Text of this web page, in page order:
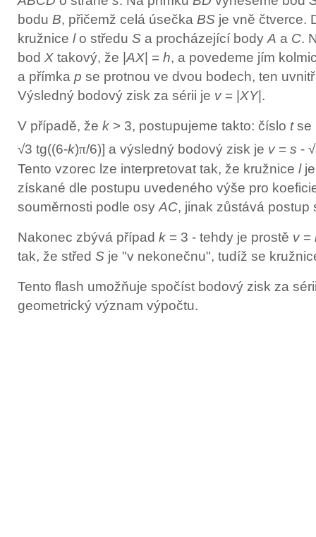
bodu B, přičemž celá úsečka BS je vně čtverce.
kružnice lo středu S a procházející bodyA a C.
bod X takový, že |AX | = h, a povedeme jím
a přímka p se protnou ve dvou bodech, ten
Výsledný bodový zisk za sérii je v = | XY|.
V případě, že k > 3, postupujeme takto: číslo tse
√3 tg((6-k)π/6)] a výsledný bodový zisk je v = s -
Tento vzorec lze interpretovat tak, že kružnice lje
získané dle postupu uvedeného výše pro
souměrnosti podle osy AC, jinak zůstává postup
Nakonec zbývá případ k = 3 - tehdy je prostě v =
tak, že střed S je "v nekonečnu", tudíž se
Tento flash umožňuje spočíst bodový zisk za
geometrický význam výpočtu.